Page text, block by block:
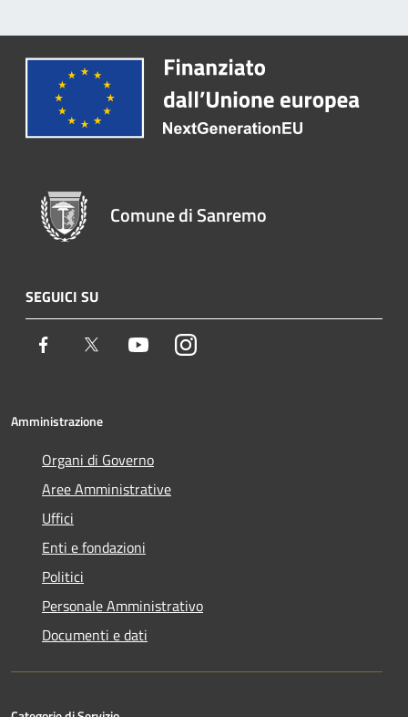
Comune di Sanremo
SEGUICI SU
Facebook Twitter YoutubeInstagram
Amministrazione
Organi di Governo
Aree Amministrative
Uffici
Enti e fondazioni
Politici
Personale Amministrativo
Documenti e dati